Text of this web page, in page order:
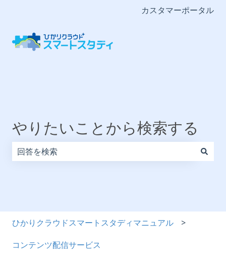
カスタマーポータル
やりたいことから検索する
ひかりクラウドスマートスタディマニュアル
コンテンツ配信サービス